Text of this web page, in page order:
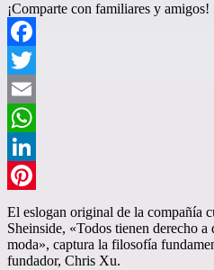
¡Comparte con familiares y amigos!
Facebook
Twitter
Email
WhatsApp
LinkedIn
Pinterest
El eslogan original de la compañía
Sheinside, «Todos tienen derecho
moda», captura la filosofía
fundador, Chris Xu.